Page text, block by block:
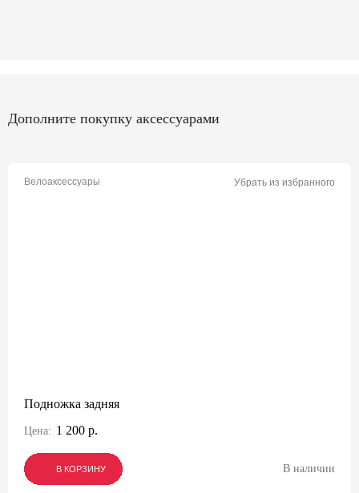
Дополните покупку аксессуарами
Велоаксессуары Убрать из избранного
Подножка задняя
Цена: 1 200 р.
В КОРЗИНУ
В КОРЗИНУ
В КОРЗИНУ В наличии